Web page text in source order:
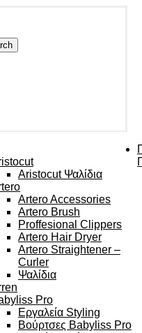
Aristocut Ψαλίδια
Artero Accessories
Artero Brush
Proffesional Clippers
Artero Hair Dryer
Artero Straightener –
Curler
Ψαλίδια
Pro
Εργαλεία Styling
Βούρτσες Babyliss Pro